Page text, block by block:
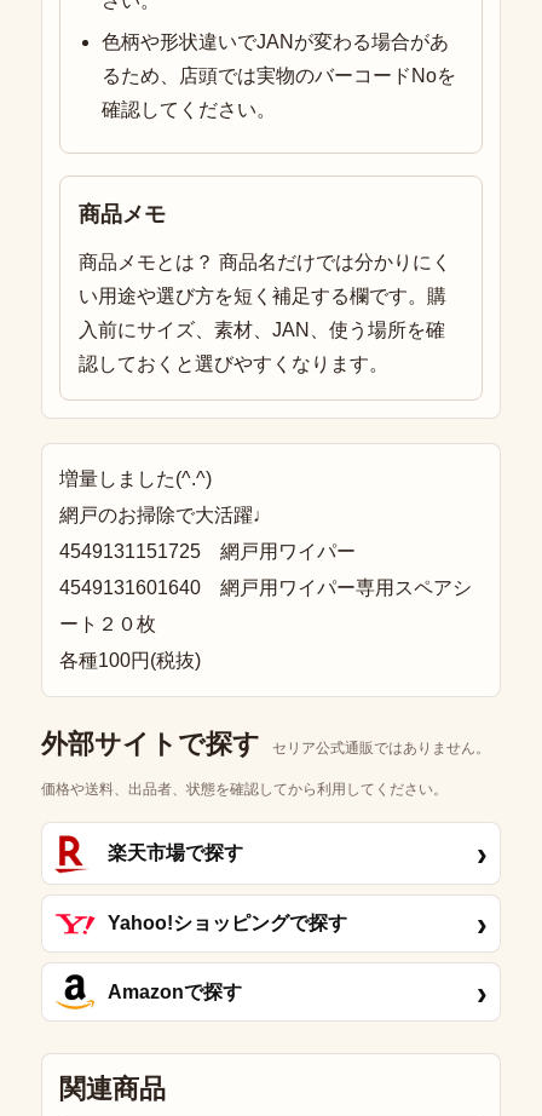
色柄や形状違いでJANが変わる場合があ
るため、店頭では実物のバーコードNoを
確認してください。
商品メモ
商品メモとは？ 商品名だけでは分かりにく
い用途や選び方を短く補足する欄です。購
入前にサイズ、素材、JAN、使う場所を確
認しておくと選びやすくなります。
増量しました(^.^)
網戸のお掃除で大活躍♩
4549131151725 網戸用ワイパー
4549131601640 網戸用ワイパー専用スペアシ
ート２０枚
各種100円(税抜)
外部サイトで探す セリア公式通販ではありません。
価格や送料、出品者、状態を確認してから利用してください。
楽天市場で探す ›
Yahoo!ショッピングで探す ›
Amazonで探す ›
関連商品